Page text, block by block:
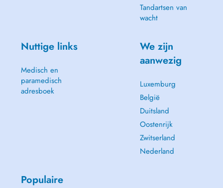
Tandartsen van
wacht
Nuttige links
Medisch en
paramedisch
adresboek
We zijn
aanwezig
Luxemburg
België
Duitsland
Oostenrijk
Zwitserland
Nederland
Populaire